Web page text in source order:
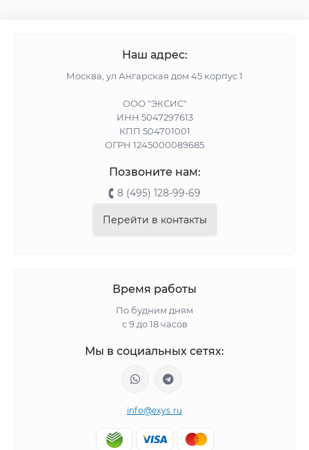
Наш адрес:
Москва, ул Ангарская дом 45 корпус 1
ООО "ЭКСИС"
ИНН 5047297613
КПП 504701001
ОГРН 1245000089685
Позвоните нам:
8 (495) 128-99-69
Перейти в контакты
Время работы
По будним дням
с 9 до 18 часов
Мы в социальных сетях:
info@exys.ru